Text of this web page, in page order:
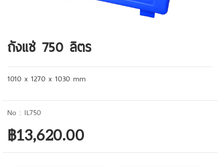
ถังแช่ 750 ลิตร
1010 x 1270 x 1030 mm
฿13,620.00
IL750